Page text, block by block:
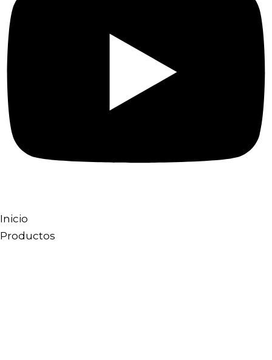
Inicio
Productos